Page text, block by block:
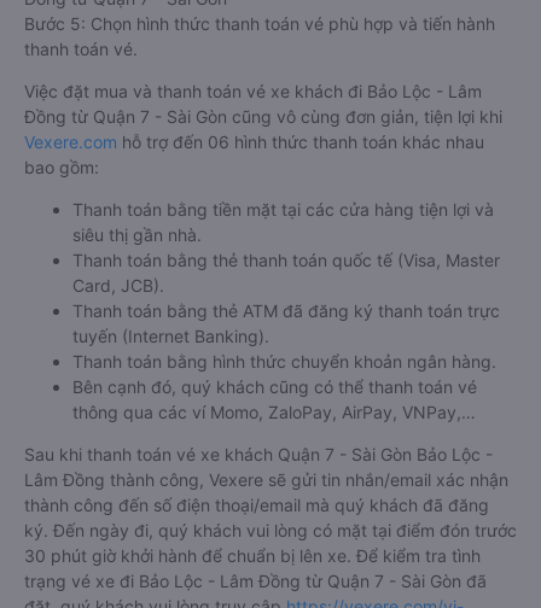
Bước 5: Chọn hình thức thanh toán vé phù hợp và tiến hành
thanh toán vé.
Việc đặt mua và thanh toán vé xe khách đi Bảo Lộc - Lâm
Đồng từ Quận 7 - Sài Gòn cũng vô cùng đơn giản, tiện lợi khi
Vexere.com hỗ trợ đến 06 hình thức thanh toán khác nhau
bao gồm:
Thanh toán bằng tiền mặt tại các cửa hàng tiện lợi và
siêu thị gần nhà.
Thanh toán bằng thẻ thanh toán quốc tế (Visa, Master
Card, JCB).
Thanh toán bằng thẻ ATM đã đăng ký thanh toán trực
tuyến (Internet Banking).
Thanh toán bằng hình thức chuyển khoản ngân hàng.
Bên cạnh đó, quý khách cũng có thể thanh toán vé
thông qua các ví Momo, ZaloPay, AirPay, VNPay,…
Sau khi thanh toán vé xe khách Quận 7 - Sài Gòn Bảo Lộc -
Lâm Đồng thành công, Vexere sẽ gửi tin nhắn/email xác nhận
thành công đến số điện thoại/email mà quý khách đã đăng
ký. Đến ngày đi, quý khách vui lòng có mặt tại điểm đón trước
30 phút giờ khởi hành để chuẩn bị lên xe. Để kiểm tra tình
trạng vé xe đi Bảo Lộc - Lâm Đồng từ Quận 7 - Sài Gòn đã